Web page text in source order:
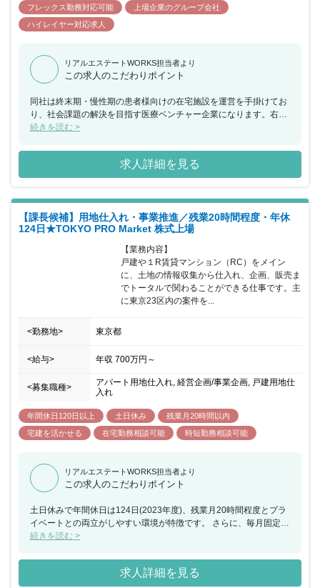
フレックス勤務対応可能
上場企業のグループ会社
ハイレイヤー対応求人
リアルエステートWORKS担当者より
この求人のこだわりポイント
同社は終末期・慢性期の患者様向けの在宅施設を運営を手掛けてお
り、社会課題の解決を目指す医療ベンチャー企業になります。右肩
上がりの急成長を続けており、創業（2013年）から増収増益を実現
び続け、現在では時価総額3,000億円を突破しています。今後は当
期純利益の年平均成長率25%以上を掲げ、施設数も増やしていく計
画がございます。多様な地域医療再生事業に取り組み、ヘルスケア
として、会社の持続的な成長を支えてくださる方を募っています。
続きを読む >
求人詳細を見る
【課長候補】用地仕入れ・事業推進／残業20時間程度・年休
124日★TOKYO PRO Market 株式上場
【業務内容】
戸建や１R賃貸マンション（RC）をメイン
に、土地の情報収集から仕入れ、企画、販売ま
でトータルで関わることができる仕事です。主
に東京23区内の案件を...
<勤務地> 東京都
<給与> 年収 700万円 ～
<募集職種>
アパート用地仕入れ, 経営企画/事業企画, 戸建用地仕
入れ
年間休日120日以上 土日休み
残業月20時間以内
宅建を活かせる
在宅勤務相談可能 時短勤務相談可能
リアルエステートWORKS担当者より
この求人のこだわりポイント
土日休みで年間休日は124日(2023年度)、残業月20時間程度とプラ
イベートとの両立がしやすい環境が特徴です。 さらに、毎月固定給
制な点も安心できるポイント。成果を上げた際は賞与のタイミング
しゃる方にもお勧めです。こういった好条件と会社の温和な雰囲気
で退職者は非常に少なく、定着率も高いのだとか。長く安心して働
続きを読む >
求人詳細を見る